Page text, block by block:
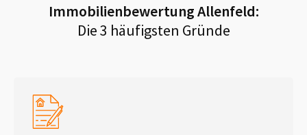
ImmobilienbewertungAllenfeld:
Die 3 häufigsten Gründe